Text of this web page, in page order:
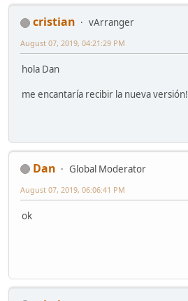
cristian
vArranger
August 07, 2019, 04:21:29 PM
hola Dan
me encantaría recibir la nueva versión!
Dan
Global Moderator
August 07, 2019, 06:06:41 PM
ok